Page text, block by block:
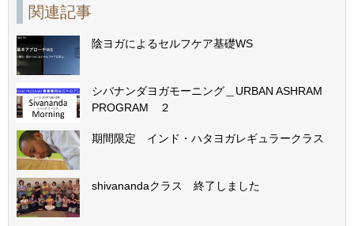
関連記事
陰ヨガによるセルフケア基礎WS
シバナンダヨガモーニング＿URBAN ASHRAM
PROGRAM ２
期間限定 インド・ハタヨガレギュラークラス
shivanandaクラス 終了しました